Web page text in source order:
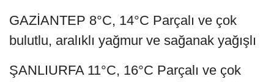
GAZİANTEP 8°C, 14°C Parçalı ve çok
bulutlu, aralıklı yağmur ve sağanak yağışlı
ŞANLIURFA 11°C, 16°C Parçalı ve çok